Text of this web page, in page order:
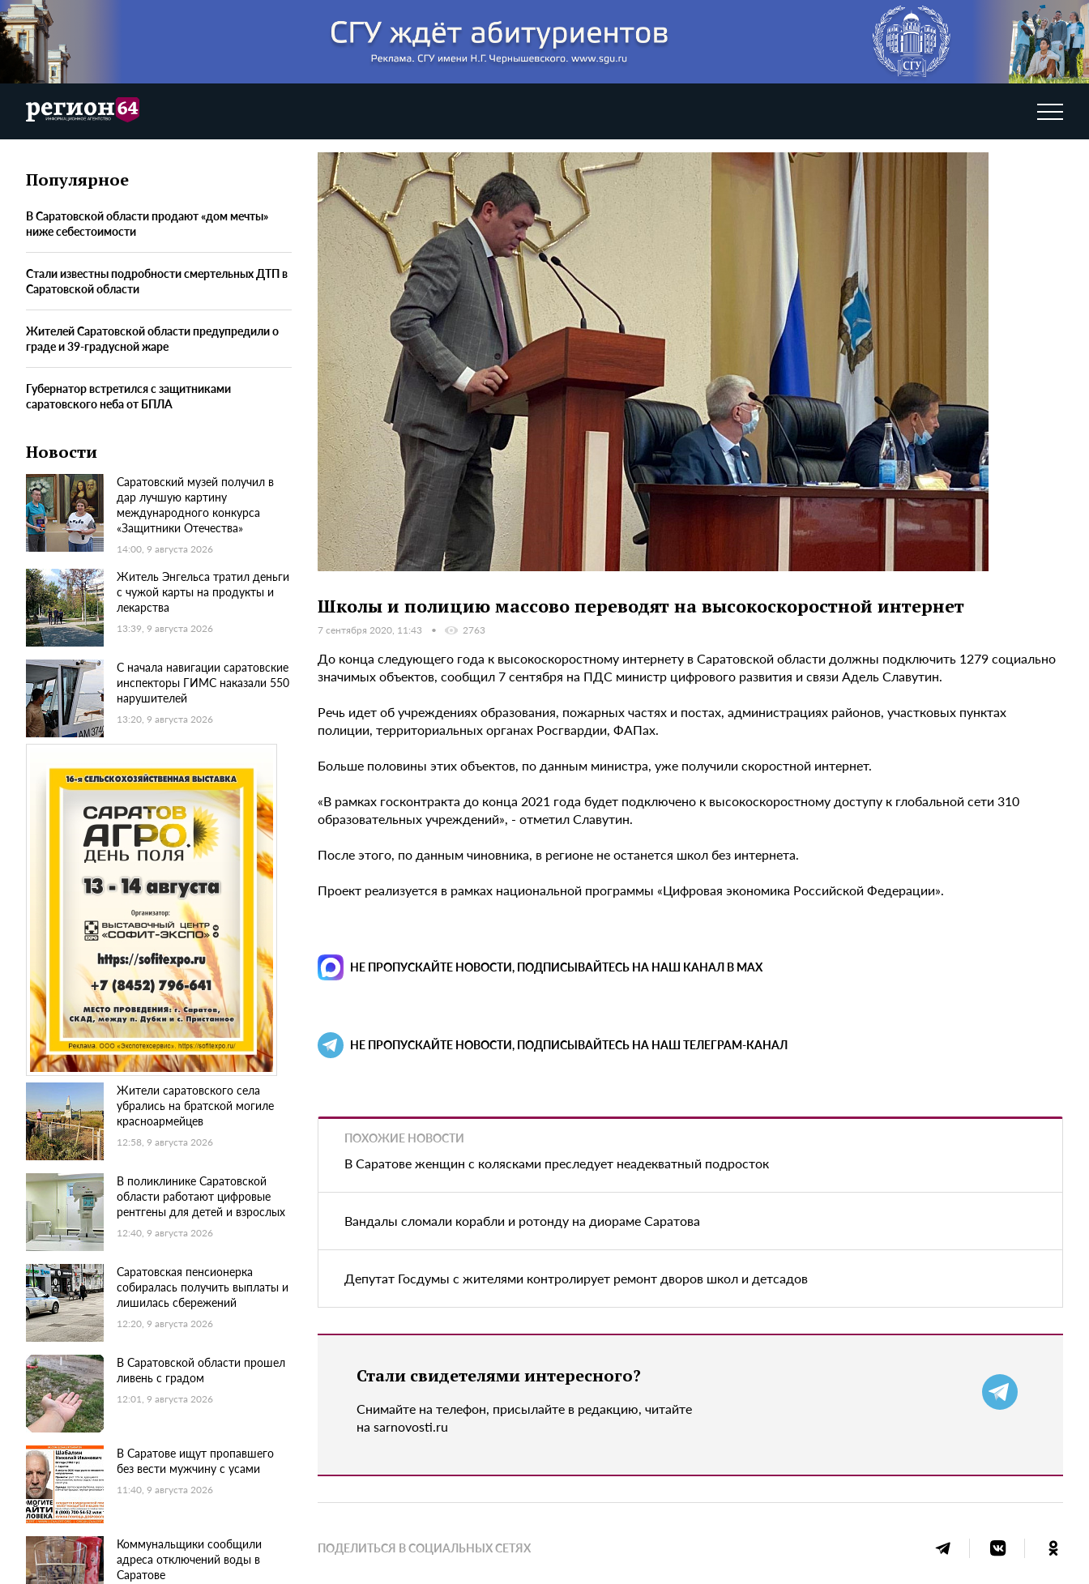
Популярное
В Саратовской области продают «дом мечты»
ниже себестоимости
Стали известны подробности смертельных ДТП в
Саратовской области
Жителей Саратовской области предупредили о
граде и 39-градусной жаре
Губернатор встретился с защитниками
саратовского неба от БПЛА
Новости
Саратовский музей получил в
дар лучшую картину
международного конкурса
«Защитники Отечества»
14:00, 9 августа 2026
Житель Энгельса тратил деньги
с чужой карты на продукты и
лекарства
13:39, 9 августа 2026
С начала навигации саратовские
инспекторы ГИМС наказали 550
нарушителей
13:20, 9 августа 2026
Жители саратовского села
убрались на братской могиле
красноармейцев
12:58, 9 августа 2026
В поликлинике Саратовской
области работают цифровые
рентгены для детей и взрослых
12:40, 9 августа 2026
Саратовская пенсионерка
собиралась получить выплаты и
лишилась сбережений
12:20, 9 августа 2026
В Саратовской области прошел
ливень с градом
12:01, 9 августа 2026
В Саратове ищут пропавшего
без вести мужчину с усами
11:40, 9 августа 2026
Коммунальщики сообщили
адреса отключений воды в
Саратове
Школы и полицию массово переводят на высокоскоростной интернет
7 сентября 2020, 11:43 2763
До конца следующего года к высокоскоростному интернету в Саратовской области должны подключить 1279 социально
значимых объектов, сообщил 7 сентября на ПДС министр цифрового развития и связи Адель Славутин.
Речь идет об учреждениях образования, пожарных частях и постах, администрациях районов, участковых пунктах
полиции, территориальных органах Росгвардии, ФАПах.
Больше половины этих объектов, по данным министра, уже получили скоростной интернет.
«В рамках госконтракта до конца 2021 года будет подключено к высокоскоростному доступу к глобальной сети 310
образовательных учреждений», - отметил Славутин.
После этого, по данным чиновника, в регионе не останется школ без интернета.
Проект реализуется в рамках национальной программы «Цифровая экономика Российской Федерации».
НЕ ПРОПУСКАЙТЕ НОВОСТИ, ПОДПИСЫВАЙТЕСЬ НА НАШ КАНАЛ В MAX
НЕ ПРОПУСКАЙТЕ НОВОСТИ, ПОДПИСЫВАЙТЕСЬ НА НАШ ТЕЛЕГРАМ-КАНАЛ
ПОХОЖИЕ НОВОСТИ
В Саратове женщин с колясками преследует неадекватный подросток
Вандалы сломали корабли и ротонду на диораме Саратова
Депутат Госдумы с жителями контролирует ремонт дворов школ и детсадов
Стали свидетелями интересного?
Снимайте на телефон, присылайте в редакцию, читайте
на sarnovosti.ru
ПОДЕЛИТЬСЯ В СОЦИАЛЬНЫХ СЕТЯХ